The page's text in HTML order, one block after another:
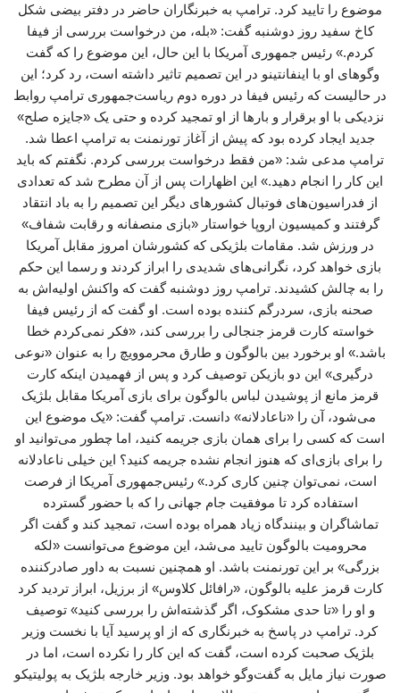
موضوع را تایید کرد. ترامپ به خبرنگاران حاضر در دفتر بیضی شکل
کاخ سفید روز دوشنبه گفت: «بله، من درخواست بررسی از فیفا
کردم.» رئیس جمهوری آمریکا با این حال، این موضوع را که گفت‌
وگوهای او با اینفانتینو در این تصمیم تاثیر داشته است، رد کرد؛ این
در حالیست که رئیس فیفا در دوره دوم ریاست‌جمهوری ترامپ روابط
نزدیکی با او برقرار و بارها از او تمجید کرده و حتی یک «جایزه صلح»
جدید ایجاد کرده بود که پیش از آغاز تورنمنت به ترامپ اعطا شد.
ترامپ مدعی شد: «من فقط درخواست بررسی کردم. نگفتم که باید
این کار را انجام دهید.» این اظهارات پس از آن مطرح شد که تعدادی
از فدراسیون‌های فوتبال کشورهای دیگر این تصمیم را به باد انتقاد
گرفتند و کمیسیون اروپا خواستار «بازی منصفانه و رقابت شفاف»
در ورزش شد. مقامات بلژیکی که کشورشان امروز مقابل آمریکا
بازی خواهد کرد، نگرانی‌های شدیدی را ابراز کردند و رسما این حکم
را به چالش کشیدند. ترامپ روز دوشنبه گفت که واکنش اولیه‌اش به
صحنه بازی، سردرگم کننده بوده است. او گفت که از رئیس فیفا
خواسته کارت قرمز جنجالی را بررسی کند، «فکر نمی‌کردم خطا
باشد.» او برخورد بین بالوگون و طارق محرموویچ را به عنوان «نوعی
درگیری» این دو بازیکن توصیف کرد و پس از فهمیدن اینکه کارت
قرمز مانع از پوشیدن لباس بالوگون برای بازی آمریکا مقابل بلژیک
می‌شود، آن را «ناعادلانه» دانست. ترامپ گفت: «یک موضوع این
است که کسی را برای همان بازی جریمه کنید، اما چطور می‌توانید او
را برای بازی‌ای که هنوز انجام نشده جریمه کنید؟ این خیلی ناعادلانه
است، نمی‌توان چنین کاری کرد.» رئیس‌جمهوری آمریکا از فرصت
استفاده کرد تا موفقیت جام جهانی را که با حضور گسترده
تماشاگران و بینندگاه زیاد همراه بوده است، تمجید کند و گفت اگر
محرومیت بالوگون تایید می‌شد، این موضوع می‌توانست «لکه
بزرگی» بر این تورنمنت باشد. او همچنین نسبت به داور صادرکننده
کارت قرمز علیه بالوگون، «رافائل کلاوس» از برزیل، ابراز تردید کرد
و او را «تا حدی مشکوک، اگر گذشته‌اش را بررسی کنید» توصیف
کرد. ترامپ در پاسخ به خبرنگاری که از او پرسید آیا با نخست وزیر
بلژیک صحبت کرده است، گفت که این کار را نکرده است، اما در
صورت نیاز مایل به گفت‌وگو خواهد بود. وزیر خارجه بلژیک به پولیتیکو